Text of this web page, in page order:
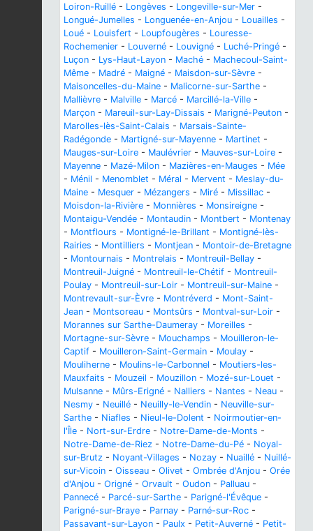
Loiron-Ruillé - Longèves - Longeville-sur-Mer -
Longué-Jumelles - Longuenée-en-Anjou - Louailles -
Loué - Louisfert - Loupfougères - Louresse-
Rochemenier - Louverné - Louvigné - Luché-Pringé -
Luçon - Lys-Haut-Layon - Maché - Machecoul-Saint-
Même - Madré - Maigné - Maisdon-sur-Sèvre -
Maisoncelles-du-Maine - Malicorne-sur-Sarthe -
Mallièvre - Malville - Marcé - Marcillé-la-Ville -
Marçon - Mareuil-sur-Lay-Dissais - Marigné-Peuton -
Marolles-lès-Saint-Calais - Marsais-Sainte-
Radégonde - Martigné-sur-Mayenne - Martinet -
Mauges-sur-Loire - Maulévrier - Mauves-sur-Loire -
Mayenne - Mazé-Milon - Mazières-en-Mauges - Mée
- Ménil - Menomblet - Méral - Mervent - Meslay-du-
Maine - Mesquer - Mézangers - Miré - Missillac -
Moisdon-la-Rivière - Monnières - Monsireigne -
Montaigu-Vendée - Montaudin - Montbert - Montenay
- Montflours - Montigné-le-Brillant - Montigné-lès-
Rairies - Montilliers - Montjean - Montoir-de-Bretagne
- Montournais - Montrelais - Montreuil-Bellay -
Montreuil-Juigné - Montreuil-le-Chétif - Montreuil-
Poulay - Montreuil-sur-Loir - Montreuil-sur-Maine -
Montrevault-sur-Èvre - Montréverd - Mont-Saint-
Jean - Montsoreau - Montsûrs - Montval-sur-Loir -
Morannes sur Sarthe-Daumeray - Moreilles -
Mortagne-sur-Sèvre - Mouchamps - Mouilleron-le-
Captif - Mouilleron-Saint-Germain - Moulay -
Mouliherne - Moulins-le-Carbonnel - Moutiers-les-
Mauxfaits - Mouzeil - Mouzillon - Mozé-sur-Louet -
Mulsanne - Mûrs-Erigné - Nalliers - Nantes - Neau -
Nesmy - Neuillé - Neuilly-le-Vendin - Neuville-sur-
Sarthe - Niafles - Nieul-le-Dolent - Noirmoutier-en-
l'Île - Nort-sur-Erdre - Notre-Dame-de-Monts -
Notre-Dame-de-Riez - Notre-Dame-du-Pé - Noyal-
sur-Brutz - Noyant-Villages - Nozay - Nuaillé - Nuillé-
sur-Vicoin - Oisseau - Olivet - Ombrée d'Anjou - Orée
d'Anjou - Origné - Orvault - Oudon - Palluau -
Pannecé - Parcé-sur-Sarthe - Parigné-l'Évêque -
Parigné-sur-Braye - Parnay - Parné-sur-Roc -
Passavant-sur-Layon - Paulx - Petit-Auverné - Petit-